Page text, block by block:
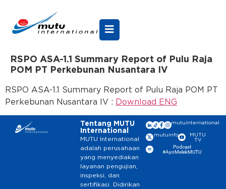
RSPO ASA-1.1 Summary Report of Pulu Raja
POM PT Perkebunan Nusantara IV
RSPO ASA-1.1 Summary Report of Pulu Raja POM PT
Perkebunan Nusantara IV : Download ENG
Tentang MUTU
International
MUTU International
adalah perusahaan
yang menyediakan
layanan pengujian,
inspeksi, dan
sertifikasi. Didirikan
mutuinternational
mutuinfo
MUTU
TV
Podcast
#AyoMelekMUTU